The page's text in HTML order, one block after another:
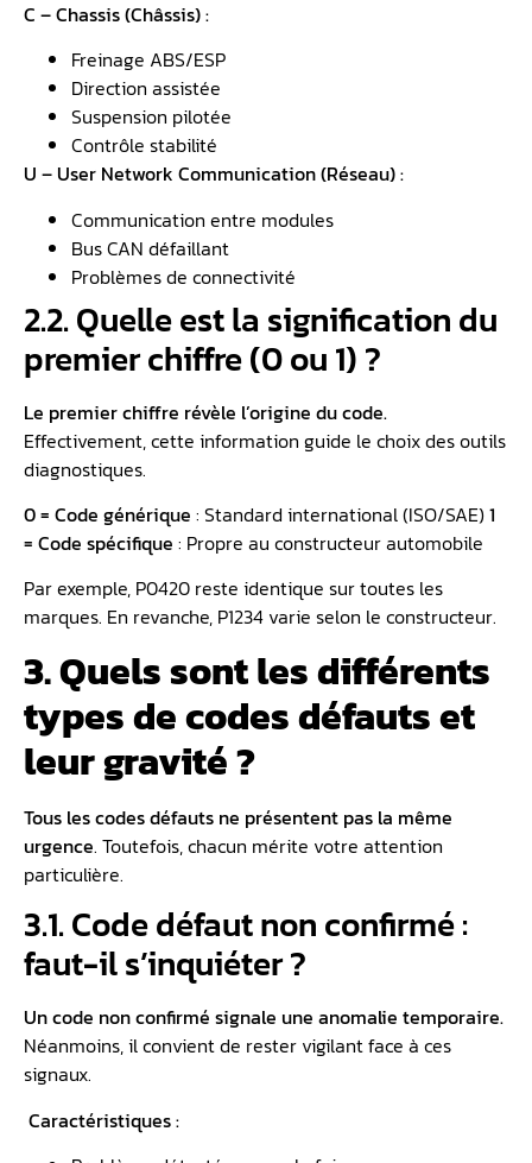
C – Chassis (Châssis) :
Freinage ABS/ESP
Direction assistée
Suspension pilotée
Contrôle stabilité
U – User Network Communication (Réseau) :
Communication entre modules
Bus CAN défaillant
Problèmes de connectivité
2.2. Quelle est la signification du
premier chiffre (0 ou 1) ?
Le premier chiffre révèle l’origine du code.
Effectivement, cette information guide le choix des outils
diagnostiques.
0 = Code générique : Standard international (ISO/SAE)1
= Code spécifique : Propre au constructeur automobile
Par exemple, P0420 reste identique sur toutes les
marques. En revanche, P1234 varie selon le constructeur.
3. Quels sont les différents
types de codes défauts et
leur gravité ?
Tous les codes défauts ne présentent pas la même
urgence. Toutefois, chacun mérite votre attention
particulière.
3.1. Code défaut non confirmé :
faut-il s’inquiéter ?
Un code non confirmé signale une anomalie temporaire.
Néanmoins, il convient de rester vigilant face à ces
signaux.
️ Caractéristiques :